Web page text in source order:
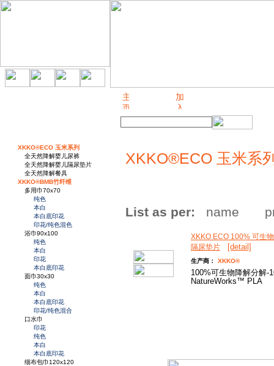
XKKO®ECO 玉米系列
全天然降解婴儿尿裤
全天然降解婴儿隔尿垫片
全天然降解餐具
XKKO®BMB竹纤维
多用巾70x70
纯色
本白
本白底印花
印花/纯色混色
浴巾90x100
纯色
本白
印花
本白底印花
面巾30x30
纯色
本白
本白底印花
印花/纯色混合
口水巾
印花
纯色
本白
本白底印花
细布包巾120x120
XKKO®ECO 玉米系
List as per: name
XKKO ECO 100% 可生
隔尿垫片
[detail]
生产商： XKKO®
100%可生物降解分解-
NatureWorks™ PLA